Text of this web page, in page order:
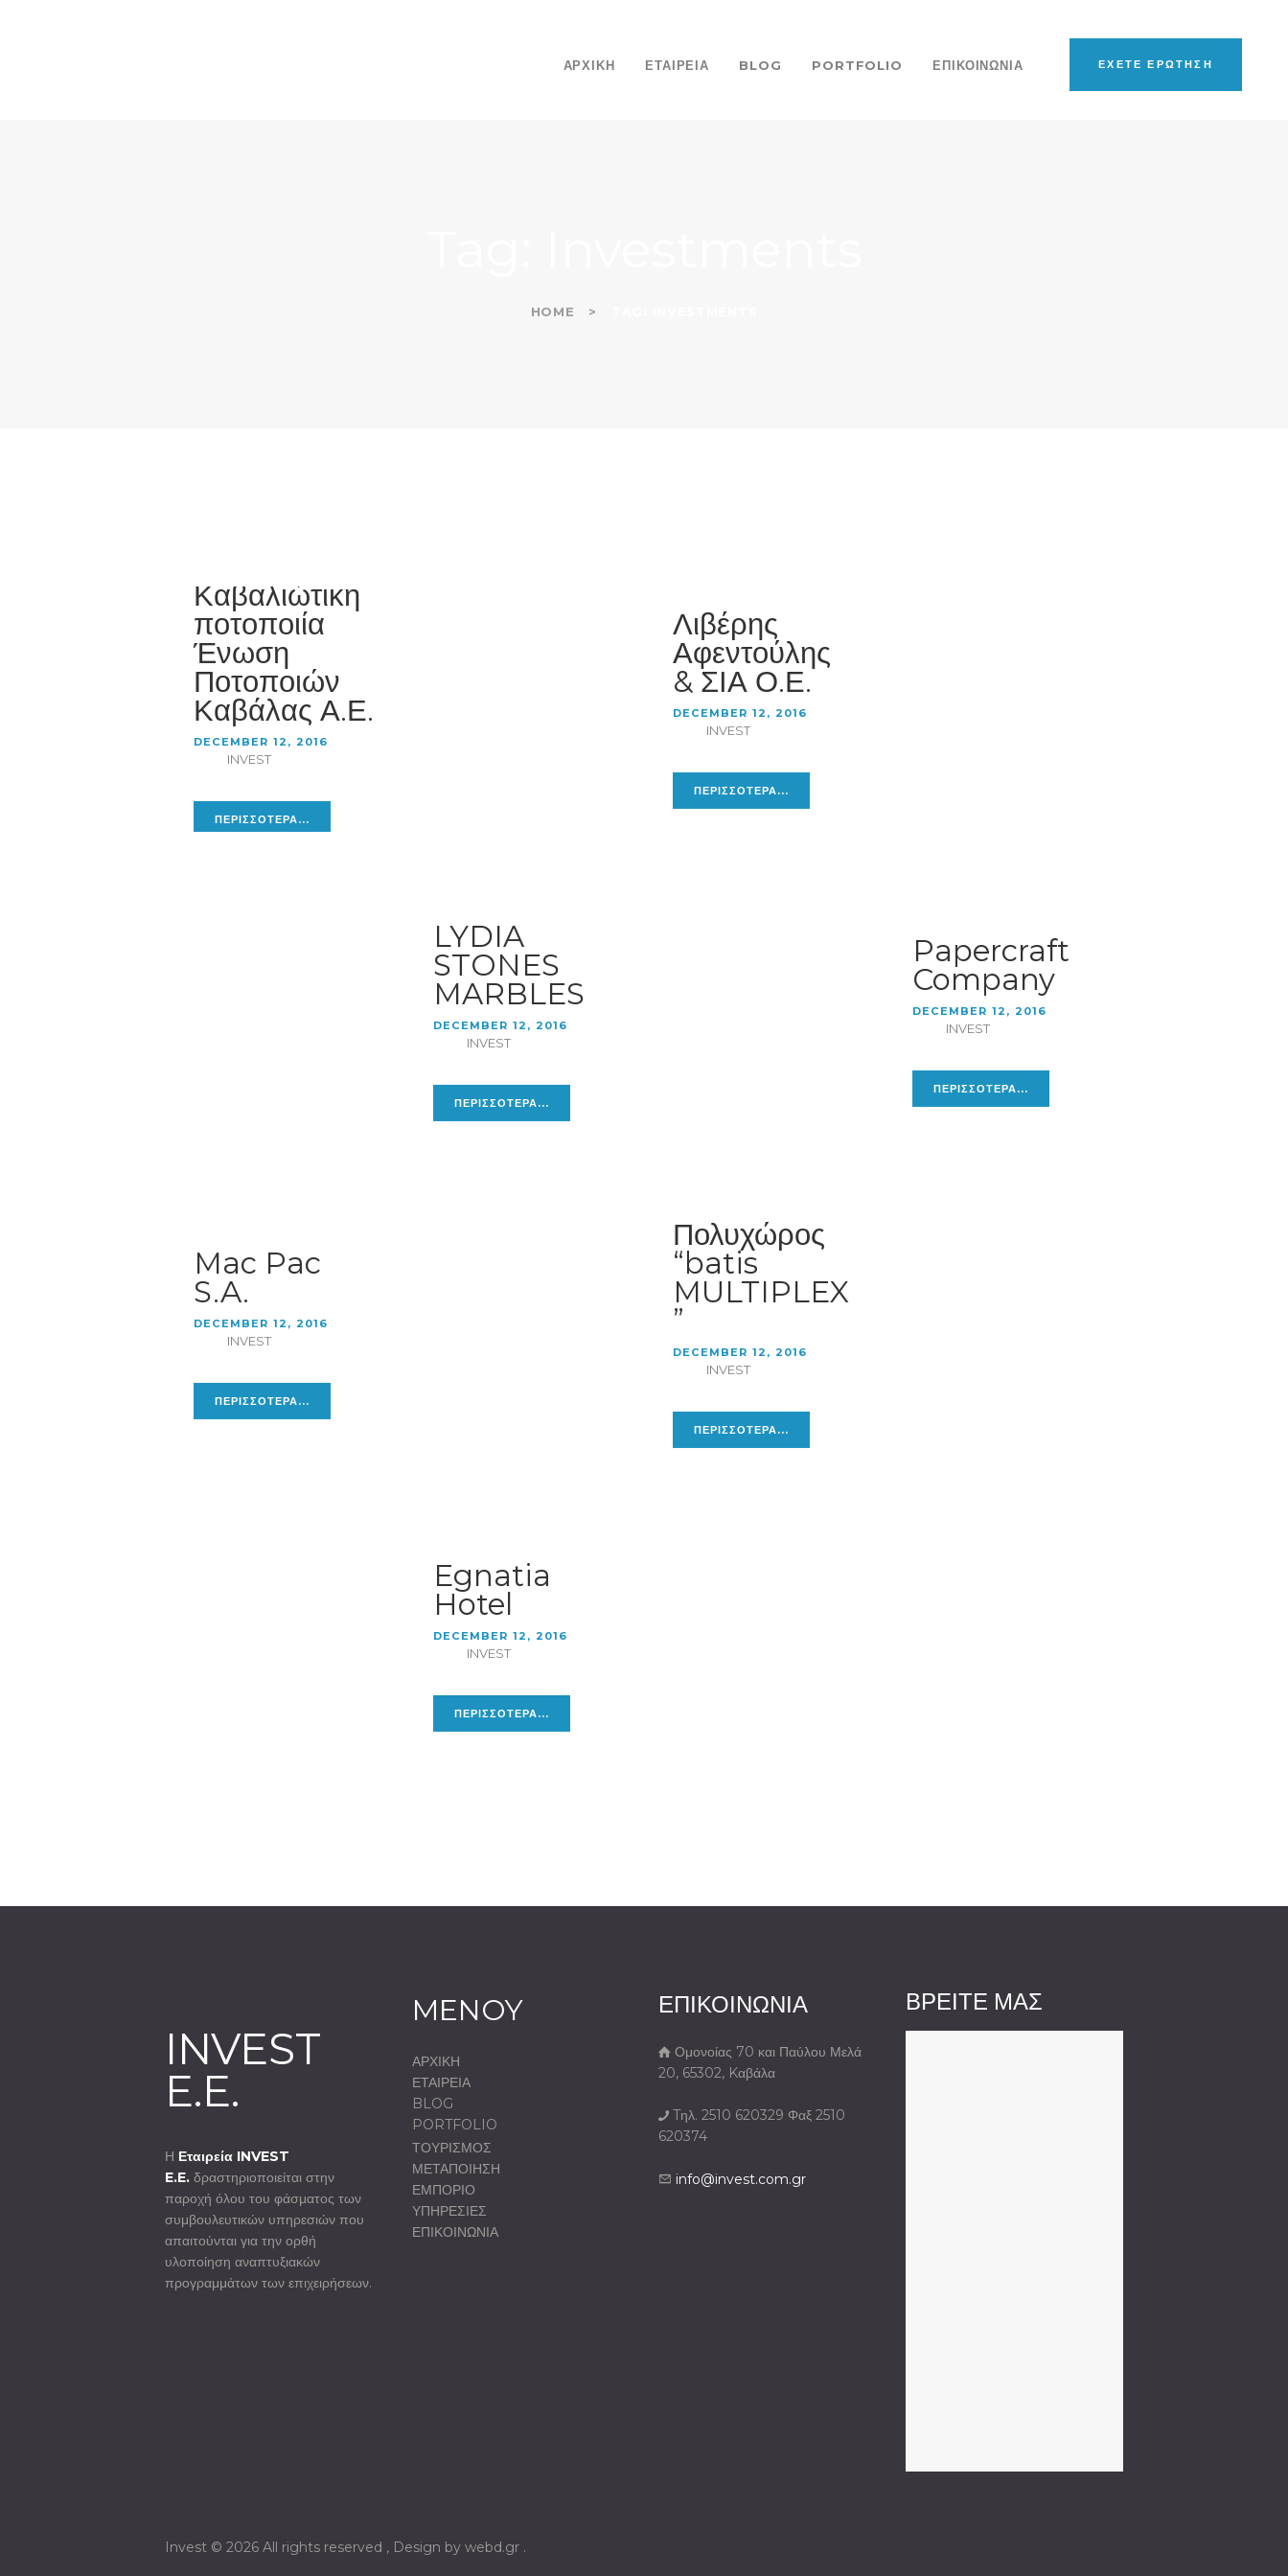
ΑΡΧΙΚΗ ΕΤΑΙΡΕΙΑ BLOG PORTFOLIO ΕΠΙΚΟΙΝΩΝΙΑ ΕΧΕΤΕ ΕΡΩΤΗΣΗ
HOME
ΕΤΑΙΡΕΙΑ
Καβαλιώτικη
ποτοποιία
Ένωση
Ποτοποιών
Καβάλας Α.Ε.
DECEMBER 12, 2016
INVEST
ΠΕΡΙΣΣΟΤΕΡΑ...
Λιβέρης
Αφεντούλης
& ΣΙΑ Ο.Ε.
DECEMBER 12, 2016
INVEST
ΠΕΡΙΣΣΟΤΕΡΑ...
LYDIA
STONES
MARBLES
DECEMBER 12, 2016
INVEST
ΠΕΡΙΣΣΟΤΕΡΑ...
Papercraft
Company
DECEMBER 12, 2016
INVEST
ΠΕΡΙΣΣΟΤΕΡΑ...
Mac Pac
S.A.
DECEMBER 12, 2016
INVEST
ΠΕΡΙΣΣΟΤΕΡΑ...
Πολυχώρος
“batis
MULTIPLEX
”
DECEMBER 12, 2016
INVEST
ΠΕΡΙΣΣΟΤΕΡΑ...
Egnatia
Hotel
DECEMBER 12, 2016
INVEST
ΠΕΡΙΣΣΟΤΕΡΑ...
INVEST
E.E.
Η Εταιρεία INVEST
E.E. δραστηριοποιείται στην
παροχή όλου του φάσματος των
συμβουλευτικών υπηρεσιών που
απαιτούνται για την ορθή
υλοποίηση αναπτυξιακών
προγραμμάτων των επιχειρήσεων.
MENOY
ΑΡΧΙΚΗ
ΕΤΑΙΡΕΙΑ
BLOG
PORTFOLIO
ΤΟΥΡΙΣΜΟΣ
ΜΕΤΑΠΟΙΗΣΗ
ΕΜΠΟΡΙΟ
ΥΠΗΡΕΣΙΕΣ
ΕΠΙΚΟΙΝΩΝΙΑ
ΕΠΙΚΟΙΝΩΝΙΑ
Ομονοίας 70 και Παύλου Μελά
20, 65302, Kαβάλα
Tηλ. 2510 620329 Φαξ 2510
620374
info@invest.com.gr
ΒΡΕΙΤΕ ΜΑΣ
Invest © 2026 All rights reserved , Design by webd.gr .